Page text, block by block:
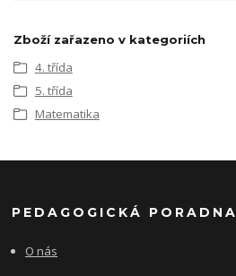
Zboží zařazeno v kategoriích
4. třída
5. třída
Matematika
PEDAGOGICKÁ PORADNA
O nás